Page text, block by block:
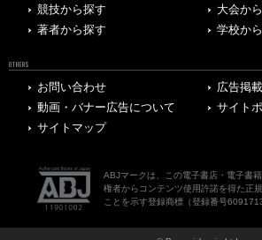
競技から探す
大会か
著者から探す
学校か
OTHERS
お問い合わせ
広告掲
動画・バナー広告について
サイト
サイトマップ
ABJマークは、この電子書店・電子書
権者からコンテンツ使用許諾を得た正
ことを示す登録商標（登録番号